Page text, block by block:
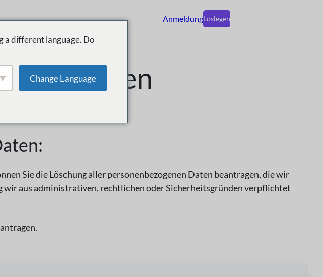
AnmeldungLoslegen
löschen
Sie die Löschung aller personenbezogenen Daten beantragen, die wir
wir aus administrativen, rechtlichen oder Sicherheitsgründen verpflichtet
a different language. Do
Change Language